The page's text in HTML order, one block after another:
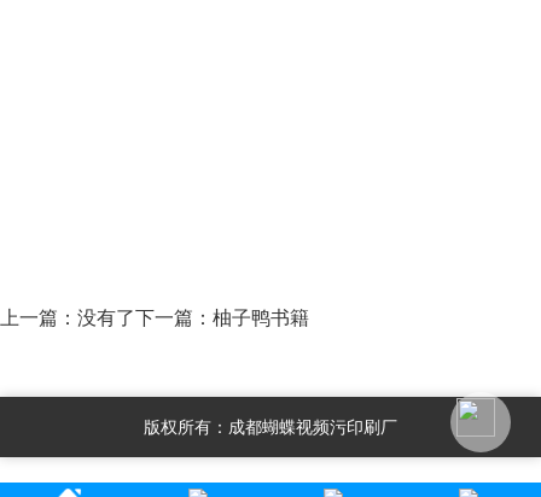
上一篇：没有了下一篇： 柚子鸭书籍
版权所有：成都蝴蝶视频污印刷厂